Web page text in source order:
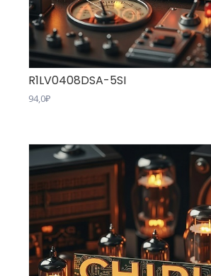
R1LV0408DSA-5SI
94,0₽